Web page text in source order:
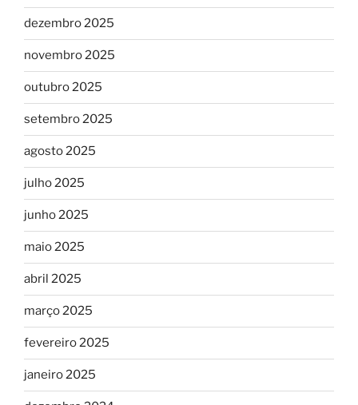
dezembro 2025
novembro 2025
outubro 2025
setembro 2025
agosto 2025
julho 2025
junho 2025
maio 2025
abril 2025
março 2025
fevereiro 2025
janeiro 2025